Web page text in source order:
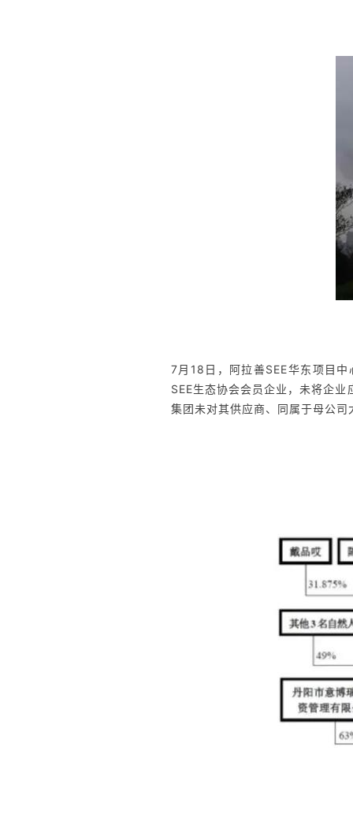
7月18日，阿拉善SEE华东项目
SEE生态协会会员企业，未将企
集团未对其供应商、同属于母公